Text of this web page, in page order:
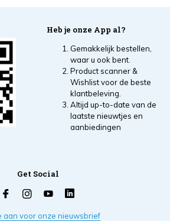
Heb je onze App al?
Gemakkelijk bestellen,
waar u ook bent.
Product scanner &
Wishlist voor de beste
klantbeleving.
Altijd up-to-date van de
laatste nieuwtjes en
aanbiedingen
Get Social
aan voor onze nieuwsbrief